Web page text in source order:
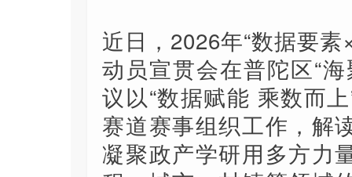
近日，2026年“数据要
动员宣贯会在普陀区“
议以“数据赋能 乘数而
赛道赛事组织工作，解
凝聚政产学研用多方力